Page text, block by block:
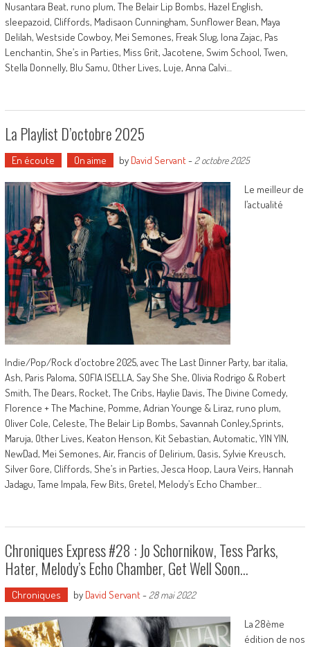
Nusantara Beat, runo plum, The Belair Lip Bombs, Hazel English,
sleepazoid, Cliffords, Madisaon Cunningham, Sunflower Bean, Maya
Delilah, Westside Cowboy, Mei Semones, Freak Slug, Iona Zajac, Pas
Lenchantin, She’s in Parties, Miss Grit, Jacotene, Swim School, Twen,
Stella Donnelly, Blu Samu, Other Lives, Luje, Anna Calvi…
La Playlist D’octobre 2025
En écoute On aime by David Servant- 2 octobre 2025
Le meilleur de
l’actualité
Indie/Pop/Rock d’octobre 2025, avec The Last Dinner Party, bar italia,
Ash, Paris Paloma, SOFIA ISELLA, Say She She, Olivia Rodrigo & Robert
Smith, The Dears, Rocket, The Cribs, Haylie Davis, The Divine Comedy,
Florence + The Machine, Pomme, Adrian Younge & Liraz, runo plum,
Oliver Cole, Celeste, The Belair Lip Bombs, Savannah Conley,Sprints,
Maruja, Other Lives, Keaton Henson, Kit Sebastian, Automatic, YIN YIN,
NewDad, Mei Semones, Air, Francis of Delirium, Oasis, Sylvie Kreusch,
Silver Gore, Cliffords, She’s in Parties, Jesca Hoop, Laura Veirs, Hannah
Jadagu, Tame Impala, Few Bits, Gretel, Melody’s Echo Chamber…
Chroniques Express #28 : Jo Schornikow, Tess Parks,
Hater, Melody’s Echo Chamber, Get Well Soon…
Chroniques by David Servant- 28 mai 2022
La 28ème
édition de nos